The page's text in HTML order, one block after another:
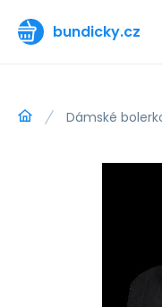
bundicky.cz
Dámské